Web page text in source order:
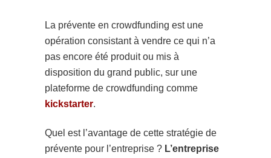
La prévente en crowdfunding est une
opération consistant à vendre ce qui n’a
pas encore été produit ou mis à
disposition du grand public, sur une
plateforme de crowdfunding comme
kickstarter.
Quel est l’avantage de cette stratégie de
prévente pour l’entreprise ? L’entreprise